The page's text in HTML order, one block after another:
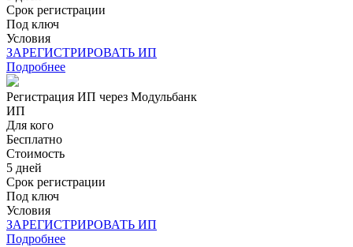
Срок регистрации
Под ключ
Условия
ЗАРЕГИСТРИРОВАТЬ ИП
Подробнее
Регистрация ИП через Модульбанк
ИП
Для кого
Бесплатно
Стоимость
5 дней
Срок регистрации
Под ключ
Условия
ЗАРЕГИСТРИРОВАТЬ ИП
Подробнее